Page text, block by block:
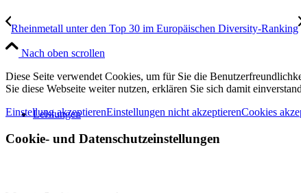
Leistungen
Rheinmetall unter den Top 30 im Europäischen Diversity-Ranking
Nach oben scrollen
Diese Seite verwendet Cookies, um für Sie die
Sie diese Webseite weiter nutzen, erklären Sie sich damit
Einstellung akzeptierenEinstellungen nicht akzeptierenCookies
Cookie- und Datenschutzeinstellungen